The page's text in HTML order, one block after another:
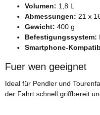
Volumen: 1,8 L
Abmessungen: 21 x
Gewicht: 400 g
Befestigungssystem:
Smartphone-
Fuer wen geeignet
Ideal für Pendler und
der Fahrt schnell griffbereit